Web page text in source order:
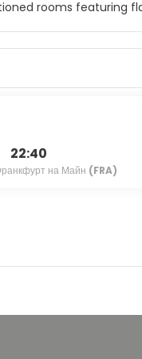
rooms featuring
guests of Estalagem
buffet
deposit box at the
22:40
на Майн (FRA)